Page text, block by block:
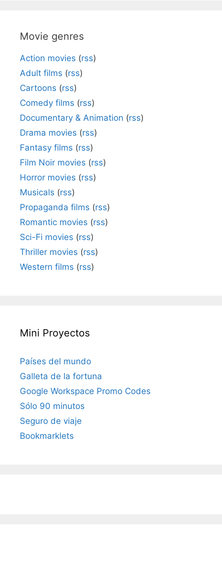
Movie genres
Action movies (rss)
Adult films (rss)
Cartoons (rss)
Comedy films (rss)
Documentary & Animation (rss)
Drama movies (rss)
Fantasy films (rss)
Film Noir movies (rss)
Horror movies (rss)
Musicals (rss)
Propaganda films (rss)
Romantic movies (rss)
Sci-Fi movies (rss)
Thriller movies (rss)
Western films (rss)
Mini Proyectos
Países del mundo
Galleta de la fortuna
Google Workspace Promo Codes
Sólo 90 minutos
Seguro de viaje
Bookmarklets